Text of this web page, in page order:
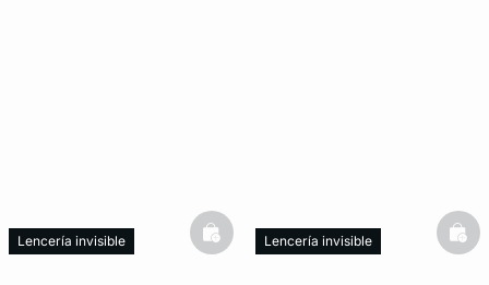
Lencería invisible
basketfullLencería invisible